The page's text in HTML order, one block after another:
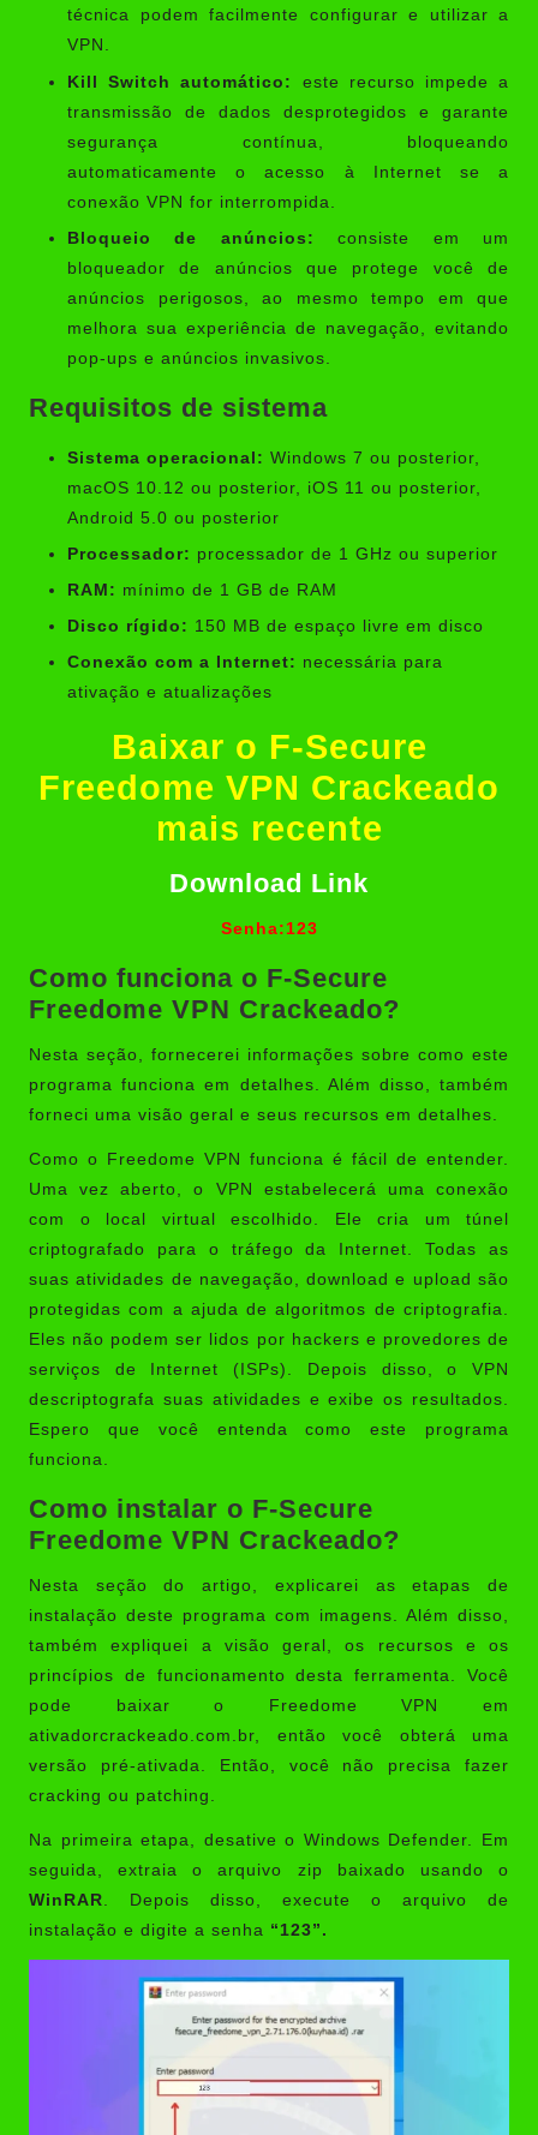
técnica podem facilmente configurar e utilizar a
VPN.
Kill Switch automático:
este recurso impede a
transmissão de dados desprotegidos e garante
segurança contínua, bloqueando
automaticamente o acesso à Internet se a
conexão VPN for interrompida.
Bloqueio de anúncios:
consiste em um
bloqueador de anúncios que protege você de
anúncios perigosos, ao mesmo tempo em que
melhora sua experiência de navegação, evitando
pop-ups e anúncios invasivos.
Requisitos de sistema
Sistema operacional: Windows 7 ou posterior,
macOS 10.12 ou posterior, iOS 11 ou posterior,
Android 5.0 ou posterior
Processador: processador de 1 GHz ou superior
RAM: mínimo de 1 GB de RAM
Disco rígido: 150 MB de espaço livre em disco
Conexão com a Internet: necessária para
ativação e atualizações
Baixar o F-Secure
Freedome VPN Crackeado
mais recente
Download Link
Senha:123
Como funciona o F-Secure
Freedome VPN Crackeado?
Nesta seção, fornecerei informações sobre como este
programa funciona em detalhes. Além disso, também
forneci uma visão geral e seus recursos em detalhes.
Como o Freedome VPN funciona é fácil de entender.
Uma vez aberto, o VPN estabelecerá uma conexão
com o local virtual escolhido. Ele cria um túnel
criptografado para o tráfego da Internet. Todas as
suas atividades de navegação, download e upload são
protegidas com a ajuda de algoritmos de criptografia.
Eles não podem ser lidos por hackers e provedores de
serviços de Internet (ISPs). Depois disso, o VPN
descriptografa suas atividades e exibe os resultados.
Espero que você entenda como este programa
funciona.
Como instalar o F-Secure
Freedome VPN Crackeado?
Nesta seção do artigo, explicarei as etapas de
instalação deste programa com imagens. Além disso,
também expliquei a visão geral, os recursos e os
princípios de funcionamento desta ferramenta. Você
pode baixar o Freedome VPN em
ativadorcrackeado.com.br, então você obterá uma
versão pré-ativada. Então, você não precisa fazer
cracking ou patching.
Na primeira etapa, desative o Windows Defender. Em
seguida, extraia o arquivo zip baixado usando o
WinRAR. Depois disso, execute o arquivo de
instalação e digite a senha “123”.